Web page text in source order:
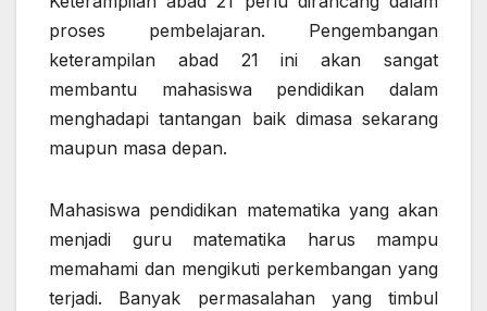
proses pembelajaran. Pengembangan
keterampilan abad 21 ini akan sangat
membantu mahasiswa pendidikan dalam
menghadapi tantangan baik dimasa sekarang
maupun masa depan.
Mahasiswa pendidikan matematika yang akan
menjadi guru matematika harus mampu
memahami dan mengikuti perkembangan yang
terjadi. Banyak permasalahan yang timbul